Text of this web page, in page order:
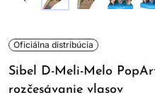
Oficiálna distribúcia
Sibel D-Meli-Melo
rozčesávanie vlasov